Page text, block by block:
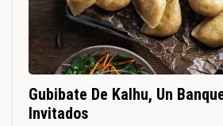
Gubibate De Kalhu, Un
Invitados